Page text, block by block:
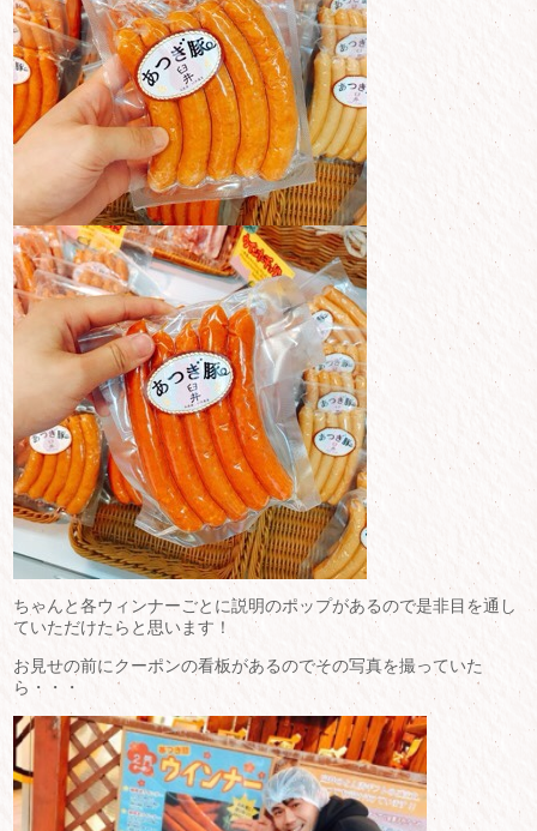
ちゃんと各ウィンナーごとに説明のポップがあるので是非目を通し
ていただけたらと思います！
お見せの前にクーポンの看板があるのでその写真を撮っていた
ら・・・